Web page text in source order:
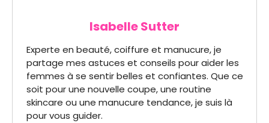
Isabelle Sutter
Experte en beauté, coiffure et manucure, je
partage mes astuces et conseils pour aider les
femmes à se sentir belles et confiantes. Que ce
soit pour une nouvelle coupe, une routine
skincare ou une manucure tendance, je suis là
pour vous guider.